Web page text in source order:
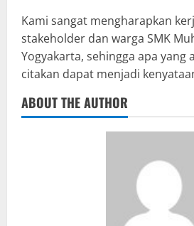
Kami sangat mengharapkan
stakeholder dan warga SMK
Yogyakarta, sehingga apa yang
citakan dapat menjadi
ABOUT THE AUTHOR